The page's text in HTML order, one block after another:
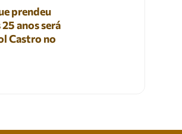
prendeu
anos será
Castro no